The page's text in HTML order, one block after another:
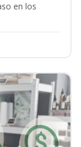
en los